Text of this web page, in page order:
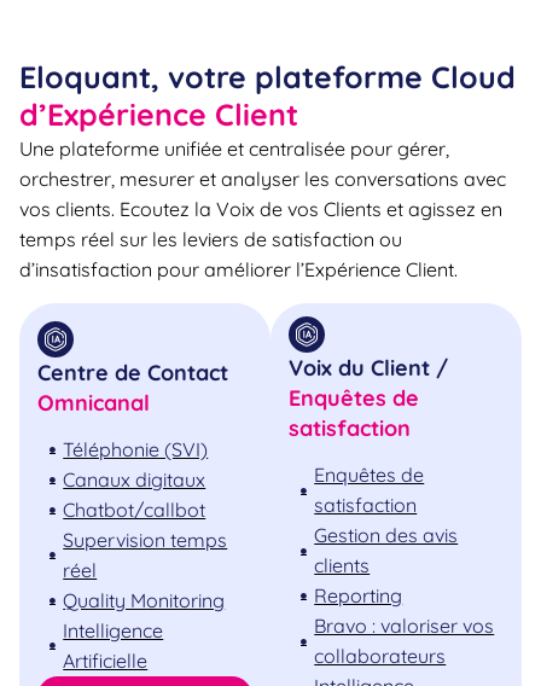
Eloquant, votre plateforme Cloud
d’Expérience Client
Une plateforme unifiée et centralisée pour gérer,
orchestrer, mesurer et analyser les conversations avec
vos clients. Ecoutez la Voix de vos Clients et agissez en
temps réel sur les leviers de satisfaction ou
d’insatisfaction pour améliorer l’Expérience Client.
Centre de Contact
Omnicanal
Téléphonie (SVI)
Canaux digitaux
Chatbot/callbot
Supervision temps
réel
Quality Monitoring
Intelligence
Artificielle
Voix du Client /
Enquêtes de
satisfaction
Enquêtes de
satisfaction
Gestion des avis
clients
Reporting
Bravo : valoriser vos
collaborateurs